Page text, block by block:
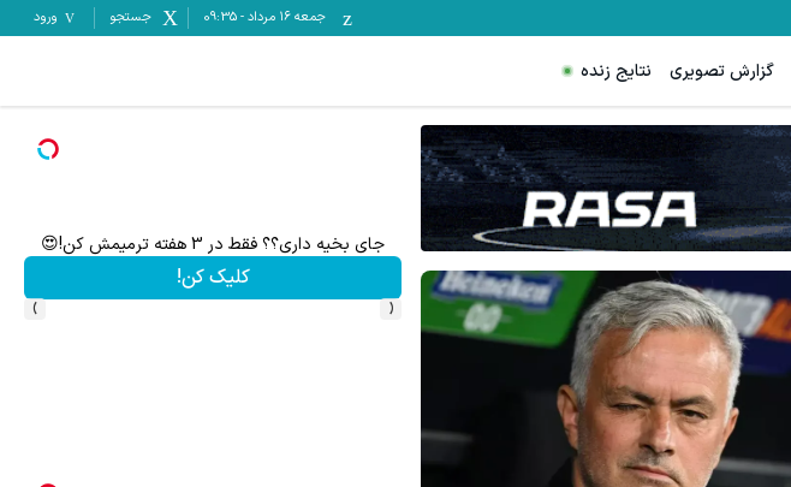
جمعه ۱۶ مرداد -
09:35 جستجو ورود
گزارش تصویری نتایج زنده
تا 60 درصد تخفیف ویژه جین وست + خرید در4 قسط
مشاهده و خرید
تا %60 تخفیف محصولات جین وست + خرید در 4 قسط
مشاهده و خرید
‹
›